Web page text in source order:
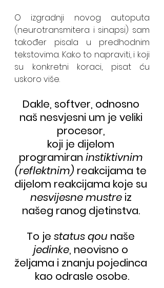
O izgradnji novog autoputa
(neurotransmitera i sinapsi) sam
također pisala u predhodnim
tekstovima. Kako to napraviti, i koji
su konkretni koraci, pisat ću
uskoro više.
Dakle, softver, odnosno
naš nesvjesni um je veliki
procesor,
koji je dijelom
programiran instiktivnim
(reflektnim) reakcijama te
dijelom reakcijama koje su
nesvijesne mustre iz
našeg ranog djetinstva.
To je status qou naše
jedinke, neovisno o
željama i znanju pojedinca
kao odrasle osobe.